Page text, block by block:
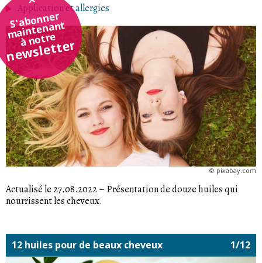
S'abonner
maintenant
à notre
newsletter
Application et allergies
© pixabay.com
Actualisé le 27.08.2022– Présentation de douze huiles qui
nourrissent les cheveux.
1/12
12 huiles pour de beaux cheveux